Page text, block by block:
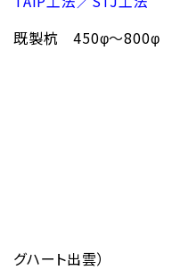
既製杭 450φ～
グハート出雲）